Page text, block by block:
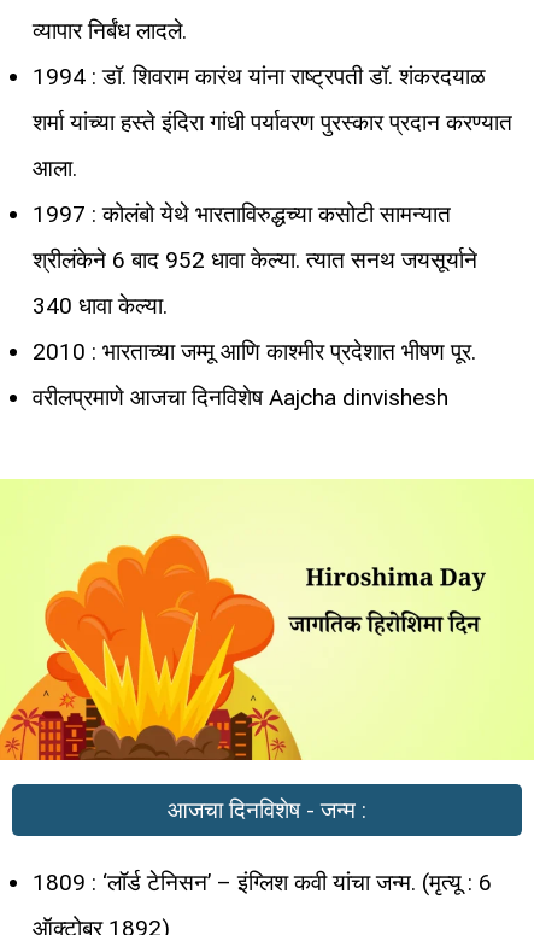
व्यापार निर्बंध लादले.
1994 : डॉ. शिवराम कारंथ यांना राष्ट्रपती डॉ. शंकरदयाळ
शर्मा यांच्या हस्ते इंदिरा गांधी पर्यावरण पुरस्कार प्रदान करण्यात
आला.
1997 : कोलंबो येथे भारताविरुद्धच्या कसोटी सामन्यात
श्रीलंकेने 6 बाद 952 धावा केल्या. त्यात सनथ जयसूर्याने
340 धावा केल्या.
2010 : भारताच्या जम्मू आणि काश्मीर प्रदेशात भीषण पूर.
वरीलप्रमाणे आजचा दिनविशेष Aajcha dinvishesh
आजचा दिनविशेष - जन्म :
1809 : ‘लॉर्ड टेनिसन’ – इंग्लिश कवी यांचा जन्म. (मृत्यू : 6
ऑक्टोबर 1892)